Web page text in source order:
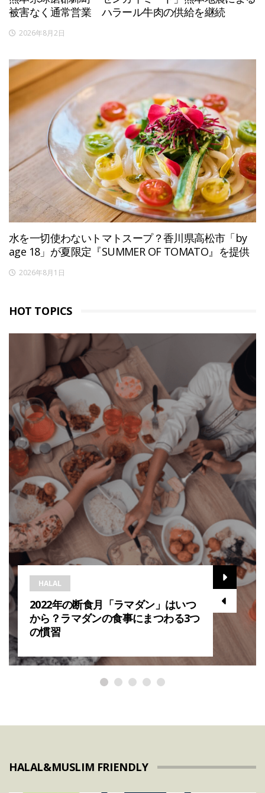
被害なく通常営業 ハラール牛肉の供給を継続
2026年8月2日
水を一切使わないトマトスープ？香川県高松市「by
age 18」が夏限定『SUMMER OF TOMATO』を提供
2026年8月1日
HOT TOPICS
HALAL
2022年の断食月「ラマダン」はいつ
から？ラマダンの食事にまつわる3つ
の慣習
HALAL&MUSLIM FRIENDLY